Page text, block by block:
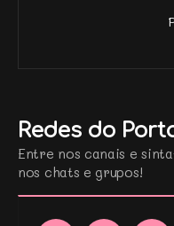
Redes do
Entre nos canais e
nos chats e grupos!